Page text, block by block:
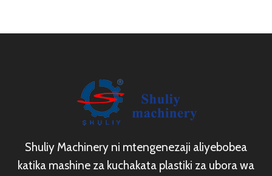
Shuliy Machinery ni mtengenezaji aliyebobea
katika mashine za kuchakata plastiki za ubora wa